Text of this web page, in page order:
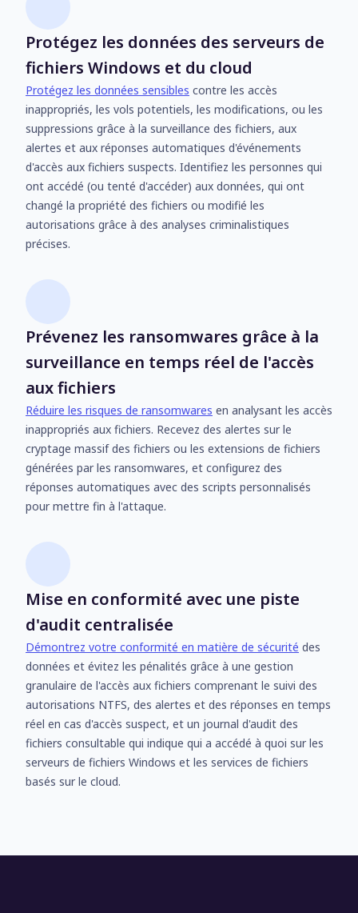
Protégez les données des serveurs de
fichiers Windows et du cloud
Protégez les données sensibles contre les accès
inappropriés, les vols potentiels, les modifications, ou les
suppressions grâce à la surveillance des fichiers, aux
alertes et aux réponses automatiques d'événements
d'accès aux fichiers suspects. Identifiez les personnes qui
ont accédé (ou tenté d'accéder) aux données, qui ont
changé la propriété des fichiers ou modifié les
autorisations grâce à des analyses criminalistiques
précises.
Prévenez les ransomwares grâce à la
surveillance en temps réel de l'accès
aux fichiers
Réduire les risques de ransomwares en analysant les accès
inappropriés aux fichiers. Recevez des alertes sur le
cryptage massif des fichiers ou les extensions de fichiers
générées par les ransomwares, et configurez des
réponses automatiques avec des scripts personnalisés
pour mettre fin à l'attaque.
Mise en conformité avec une piste
d'audit centralisée
Démontrez votre conformité en matière de sécurité des
données et évitez les pénalités grâce à une gestion
granulaire de l'accès aux fichiers comprenant le suivi des
autorisations NTFS, des alertes et des réponses en temps
réel en cas d'accès suspect, et un journal d'audit des
fichiers consultable qui indique qui a accédé à quoi sur les
serveurs de fichiers Windows et les services de fichiers
basés sur le cloud.